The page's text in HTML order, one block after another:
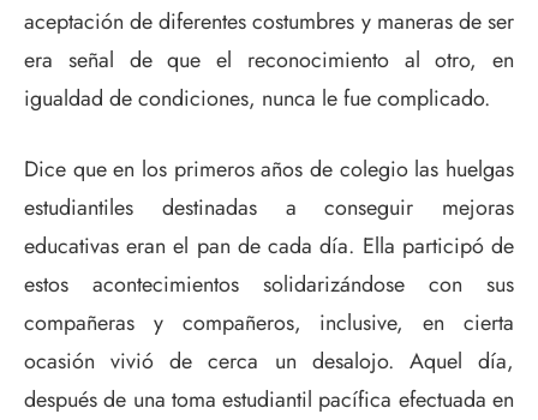
aceptación de diferentes costumbres y maneras de ser
era señal de que el reconocimiento al otro, en
igualdad de condiciones, nunca le fue complicado.
Dice que en los primeros años de colegio las huelgas
estudiantiles destinadas a conseguir mejoras
educativas eran el pan de cada día. Ella participó de
estos acontecimientos solidarizándose con sus
compañeras y compañeros, inclusive, en cierta
ocasión vivió de cerca un desalojo. Aquel día,
después de una toma estudiantil pacífica efectuada en